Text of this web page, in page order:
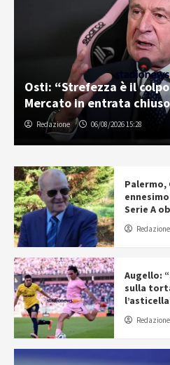
Osti: “Strefezza è il
Mercato in entrata
Redazione 06/08/2026 15:28
Palermo,
Serie A
Redazione
Augello:
sulla
Redazione